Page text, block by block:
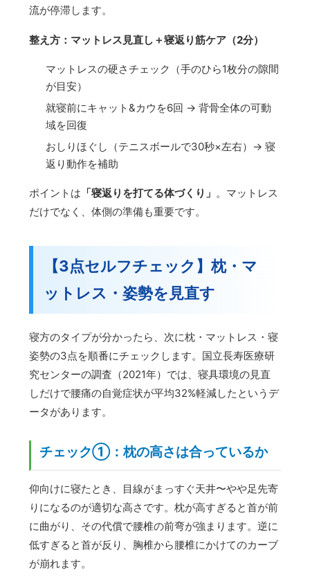
流が停滞します。
整え方：マットレス見直し＋寝返り筋ケア（2分）
マットレスの硬さチェック（手のひら1枚分の隙間
が目安）
就寝前にキャット&カウを6回 → 背骨全体の可動
域を回復
おしりほぐし（テニスボールで30秒×左右）→ 寝
返り動作を補助
ポイントは 「寝返りを打てる体づくり」 。マットレス
だけでなく、体側の準備も重要です。
【3点セルフチェック】枕・マ
ットレス・姿勢を見直す
寝方のタイプが分かったら、次に枕・マットレス・寝
姿勢の3点を順番にチェックします。国立長寿医療研
究センターの調査（2021年）では、寝具環境の見直
しだけで腰痛の自覚症状が平均32%軽減したというデ
ータがあります。
チェック①：枕の高さは合っているか
仰向けに寝たとき、目線がまっすぐ天井〜やや足先寄
りになるのが適切な高さです。枕が高すぎると首が前
に曲がり、その代償で腰椎の前弯が強まります。逆に
低すぎると首が反り、胸椎から腰椎にかけてのカーブ
が崩れます。